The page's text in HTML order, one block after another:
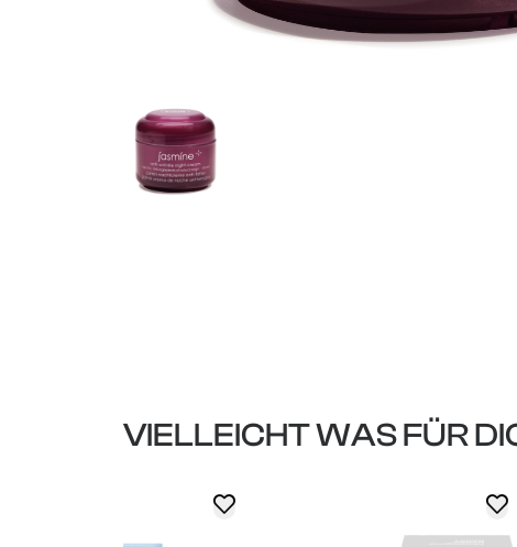
VIELLEICHT WAS FÜR